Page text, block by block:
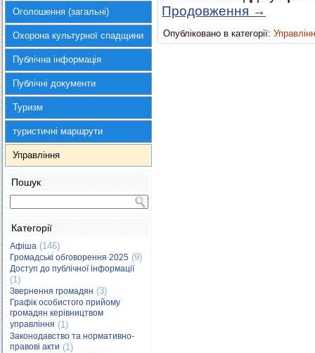
Оголошення (загальні)
Охорона культурної спадщини
Публічна інформація
Публічні документи
Туризм
туристичні маршрути
Управління
Пошук
Категорії
Афіша (146)
Громадські обговорення 2025 (9)
Доступ до публічної інформації
(1)
Звернення громадян (3)
Графік особистого прийому
громадян керівництвом
управління (1)
Законодавство та нормативно-
правові акти (1)
Продовження →
Опубліковано в категорії: